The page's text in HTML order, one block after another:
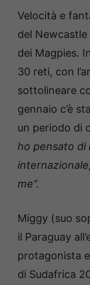
Velocità e
del
dei Magpies.
30 reti, con
sottolineare
gennaio c’è
un periodo di
ho pensato di
me”.
Miggy (suo
il Paraguay
protagonista
di Sudafrica